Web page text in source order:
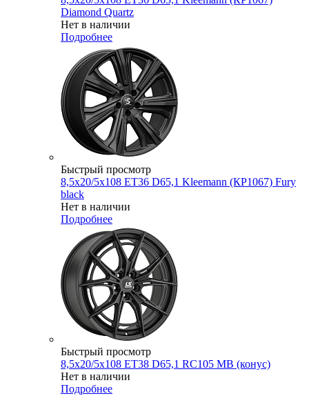
Diamond Quartz
Нет в наличии
Подробнее
Быстрый просмотр
8,5x20/5x108 ET36 D65,1 Kleemann (КР1067) Fury
black
Нет в наличии
Подробнее
Быстрый просмотр
8,5x20/5x108 ET38 D65,1 RC105 MB (конус)
Нет в наличии
Подробнее